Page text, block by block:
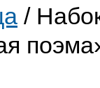
/